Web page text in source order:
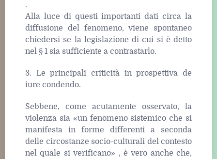
.
Alla luce di questi importanti dati circa la
diffusione del fenomeno, viene spontaneo
chiedersi se la legislazione di cui si è detto
nel § 1 sia sufficiente a contrastarlo.
3. Le principali criticità in prospettiva de
iure condendo.
Sebbene, come acutamente osservato, la
violenza sia «un fenomeno sistemico che si
manifesta in forme differenti a seconda
delle circostanze socio-culturali del contesto
nel quale si verificano» , è vero anche che,